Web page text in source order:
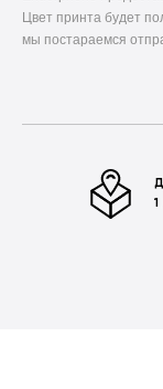
Цвет принта будет
мы постараемся